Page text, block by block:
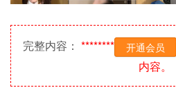
完整内容： ******** 开通会员
内容。